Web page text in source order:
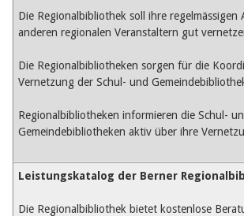
Nicole Rothen
Manuela Nyffeler-Lanker
Archiv
Juli 2026
März 2026
Dezember 2025
September 2025
Juli 2025
März 2025
Die Regionalbibliothek soll ihre regelmässigen
anderen regionalen Veranstaltern gut
Die Regionalbibliotheken sorgen für die
Vernetzung der Schul- und
Regionalbibliotheken informieren die Schul-
Gemeindebibliotheken aktiv über ihre
Leistungskatalog der Berner
Die Regionalbibliothek bietet kostenlose